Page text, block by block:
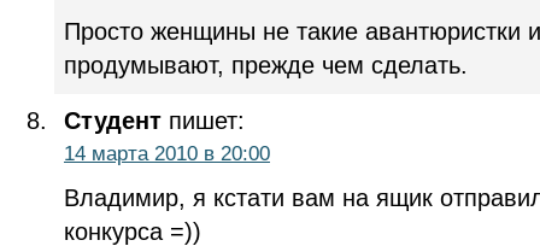
Просто женщины не такие авантюристки
продумывают, прежде чем сделать.
Студент пишет:
14 марта 2010 в 20:00
Владимир, я кстати вам на ящик
конкурса =))